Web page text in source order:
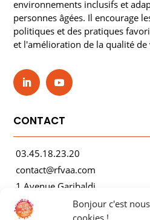
Bonjour c'est
cookies !
environnements inclusifs et
personnes âgées. Il encourage
politiques et des pratiques
et l'amélioration de la qualité de
CONTACT
03.45.18.23.20
contact@rfvaa.com
1 Avenue Garibaldi
21000 Dijon